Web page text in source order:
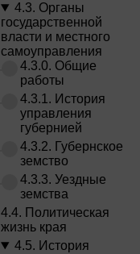
4.3. Органы
государственной
власти и местного
самоуправления
4.3.0. Общие
работы
4.3.1. История
управления
губернией
4.3.2. Губернское
земство
4.3.3. Уездные
земства
4.4. Политическая
жизнь края
4.5. История